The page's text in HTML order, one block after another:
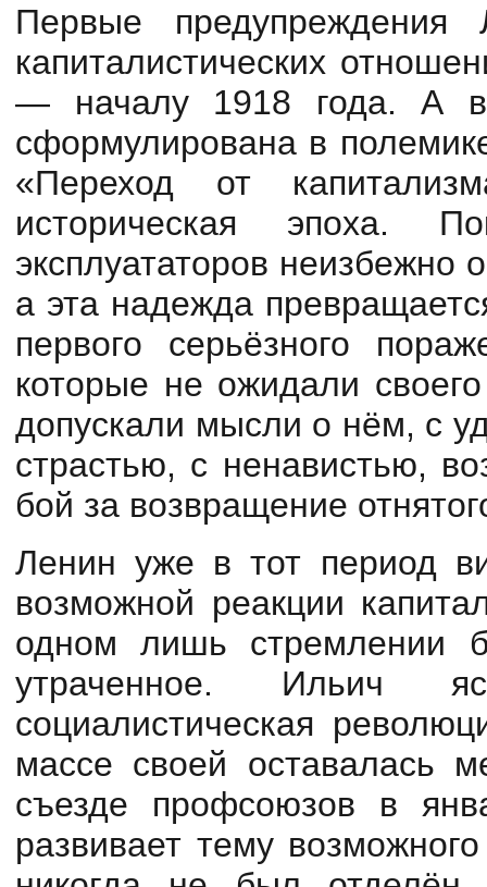
Первые предупреждения
капиталистических
— началу 1918 года. А
сформулирована в
«Переход от
историческая эпоха.
эксплуататоров неизбежно
а эта надежда
первого серьёзного
которые не ожидали
допускали мысли о нём, с
страстью, с ненавистью,
бой за возвращение
Ленин уже в тот период
возможной реакции
одном лишь стремлении
утраченное. Ильич
социалистическая
массе своей оставалась
съезде профсоюзов в
развивает тему